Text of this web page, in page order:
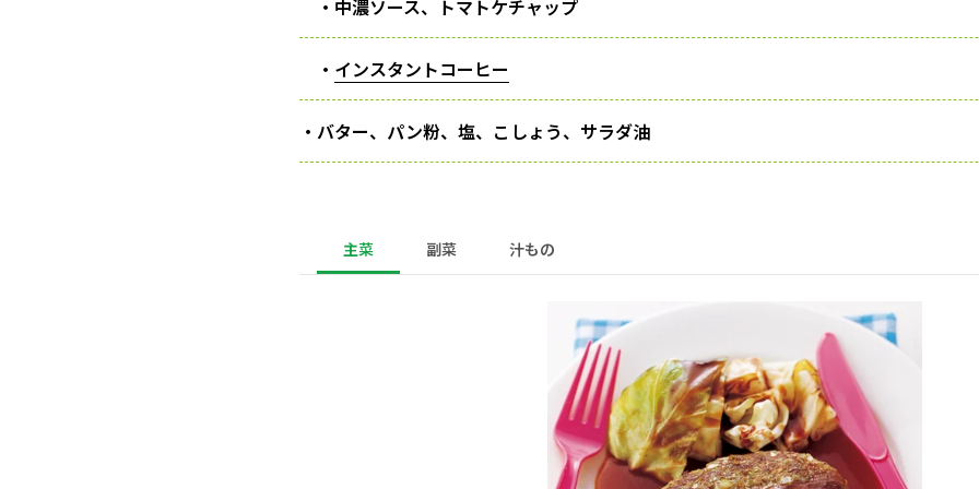
・中濃ソース、トマトケチャップ
・ インスタントコーヒー
・バター、パン粉、塩、こしょう、サラダ油
主菜 副菜 汁もの